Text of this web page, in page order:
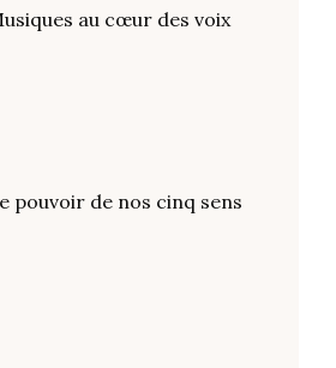
au cœur des voix
pouvoir de nos cinq sens